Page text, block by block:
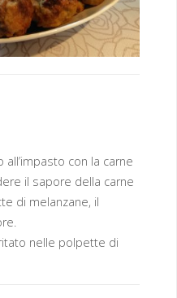
all’impasto con la carne
il sapore della carne
di melanzane, il
nelle polpette di